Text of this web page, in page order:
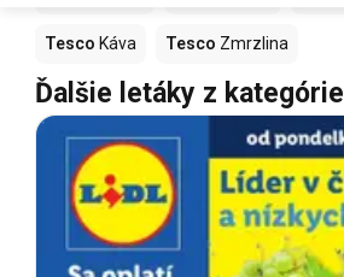
Tesco Káva Tesco Zmrzlina
Ďalšie letáky z kategórie